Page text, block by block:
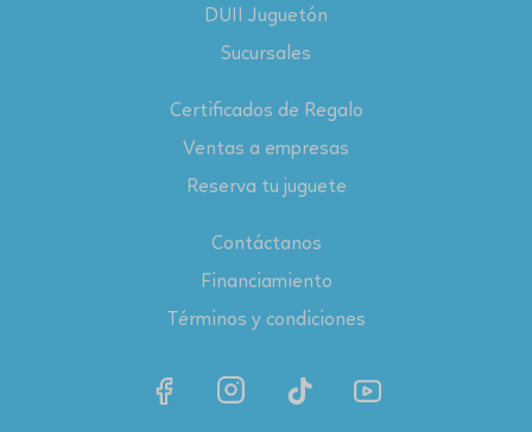
DUII Juguetón
Sucursales
Certificados de Regalo
Ventas a empresas
Reserva tu juguete
Contáctanos
Financiamiento
Términos y condiciones